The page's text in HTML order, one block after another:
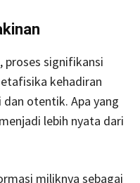
proses signifikansi
kehadiran
otentik. Apa yang
lebih nyata dari
miliknya sebagai